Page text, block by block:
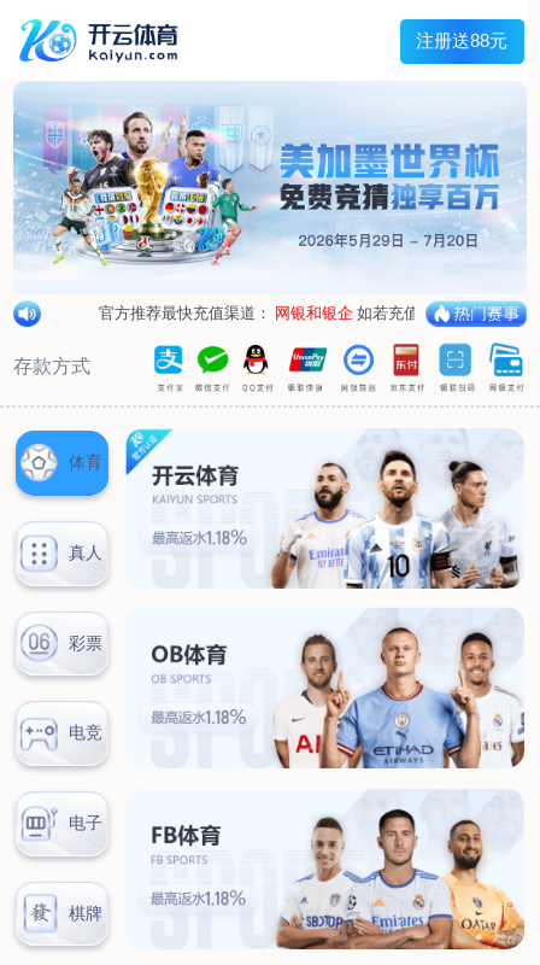
Menu
网站首页
关于我们
产品中心
荣誉资质
厂区设备
人才招聘
新闻中心
销售网点